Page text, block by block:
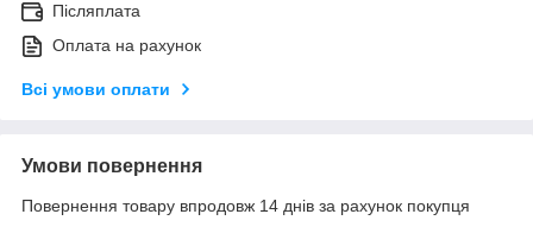
Післяплата
Оплата на рахунок
Всі умови оплати
Умови повернення
Повернення товару впродовж 14 днів за рахунок покупця